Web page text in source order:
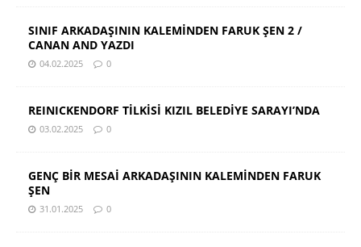
SINIF ARKADAŞININ KALEMİNDEN FARUK ŞEN 2 /
CANAN AND YAZDI
04.02.2025 0
REINICKENDORF TİLKİSİ KIZIL BELEDİYE SARAYI’NDA
03.02.2025 0
GENÇ BİR MESAİ ARKADAŞININ KALEMİNDEN FARUK
ŞEN
31.01.2025 0